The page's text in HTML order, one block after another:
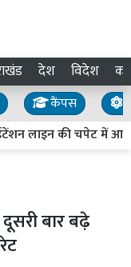
देश विदेश
कैंपस
लाइन की चपेट में
बार बढ़े